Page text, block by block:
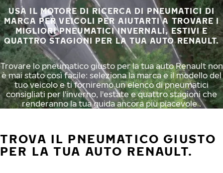
USA IL MOTORE DI RICERCA DI PNEUMATICI DI
MARCA PER VEICOLI PER AIUTARTI A TROVARE I
MIGLIORI PNEUMATICI INVERNALI, ESTIVI E
QUATTRO STAGIONI PER LA TUA AUTO RENAULT.
Trovare lo pneumatico giusto per la tua auto Renault non
è mai stato così facile: seleziona la marca e il modello del
tuo veicolo e ti forniremo un elenco di pneumatici
consigliati per l'inverno, l'estate e quattro stagioni che
renderanno la tua guida ancora più piacevole .
TROVA IL PNEUMATICO GIUSTO
PER LA TUA AUTO RENAULT.